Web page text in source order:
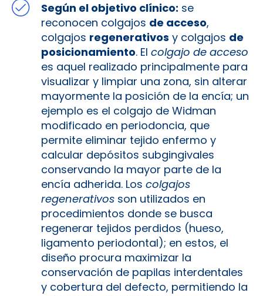
Según el objetivo clínico: se
reconocen colgajos de acceso,
colgajos regenerativos y colgajos de
posicionamiento. El colgajo de acceso
es aquel realizado principalmente para
visualizar y limpiar una zona, sin alterar
mayormente la posición de la encía; un
ejemplo es el colgajo de Widman
modificado en periodoncia, que
permite eliminar tejido enfermo y
calcular depósitos subgingivales
conservando la mayor parte de la
encía adherida. Los colgajos
regenerativos son utilizados en
procedimientos donde se busca
regenerar tejidos perdidos (hueso,
ligamento periodontal); en estos, el
diseño procura maximizar la
conservación de papilas interdentales
y cobertura del defecto, permitiendo la